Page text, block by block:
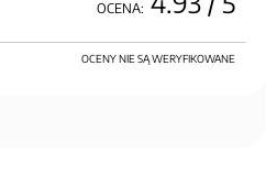
OCENA:
OCENY NIE SĄ WERYFIKOWANE